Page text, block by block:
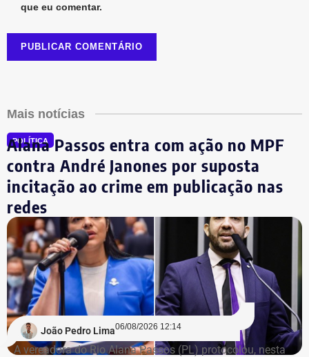
que eu comentar.
Mais notícias
POLÍTICA
Alana Passos entra com ação no MPF
contra André Janones por suposta
incitação ao crime em publicação nas
redes
João Pedro Lima06/08/2026 12:14
A vereadora do Rio Alana Passos (PL) protocolou, nesta